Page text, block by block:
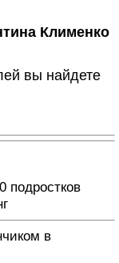
Клименко
вы найдете
подростков
в